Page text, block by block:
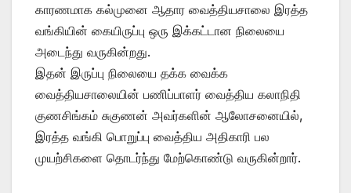
காரணமாக கல்முனை ஆதார வைத்தியசாலை இரத்த
வங்கியின் கையிருப்பு ஒரு இக்கட்டான நிலையை
அடைந்து வருகின்றது.
இதன் இருப்பு நிலையை தக்க வைக்க
வைத்தியசாலையின் பணிப்பாளர் வைத்திய கலாநிதி
குணசிங்கம் சுகுணன் அவர்களின் ஆலோசனையில்,
இரத்த வங்கி பொறுப்பு வைத்திய அதிகாரி பல
முயற்சிகளை தொடர்ந்து மேற்கொண்டு வருகின்றார்.